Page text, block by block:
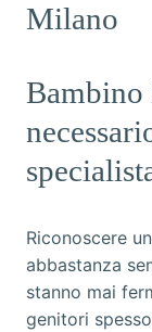
Milano
Bambino
Riconoscere un
abbastanza
stanno mai
genitori